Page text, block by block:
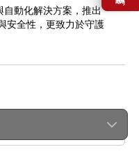
自動化解決方案，推出
安全性，更致力於守護